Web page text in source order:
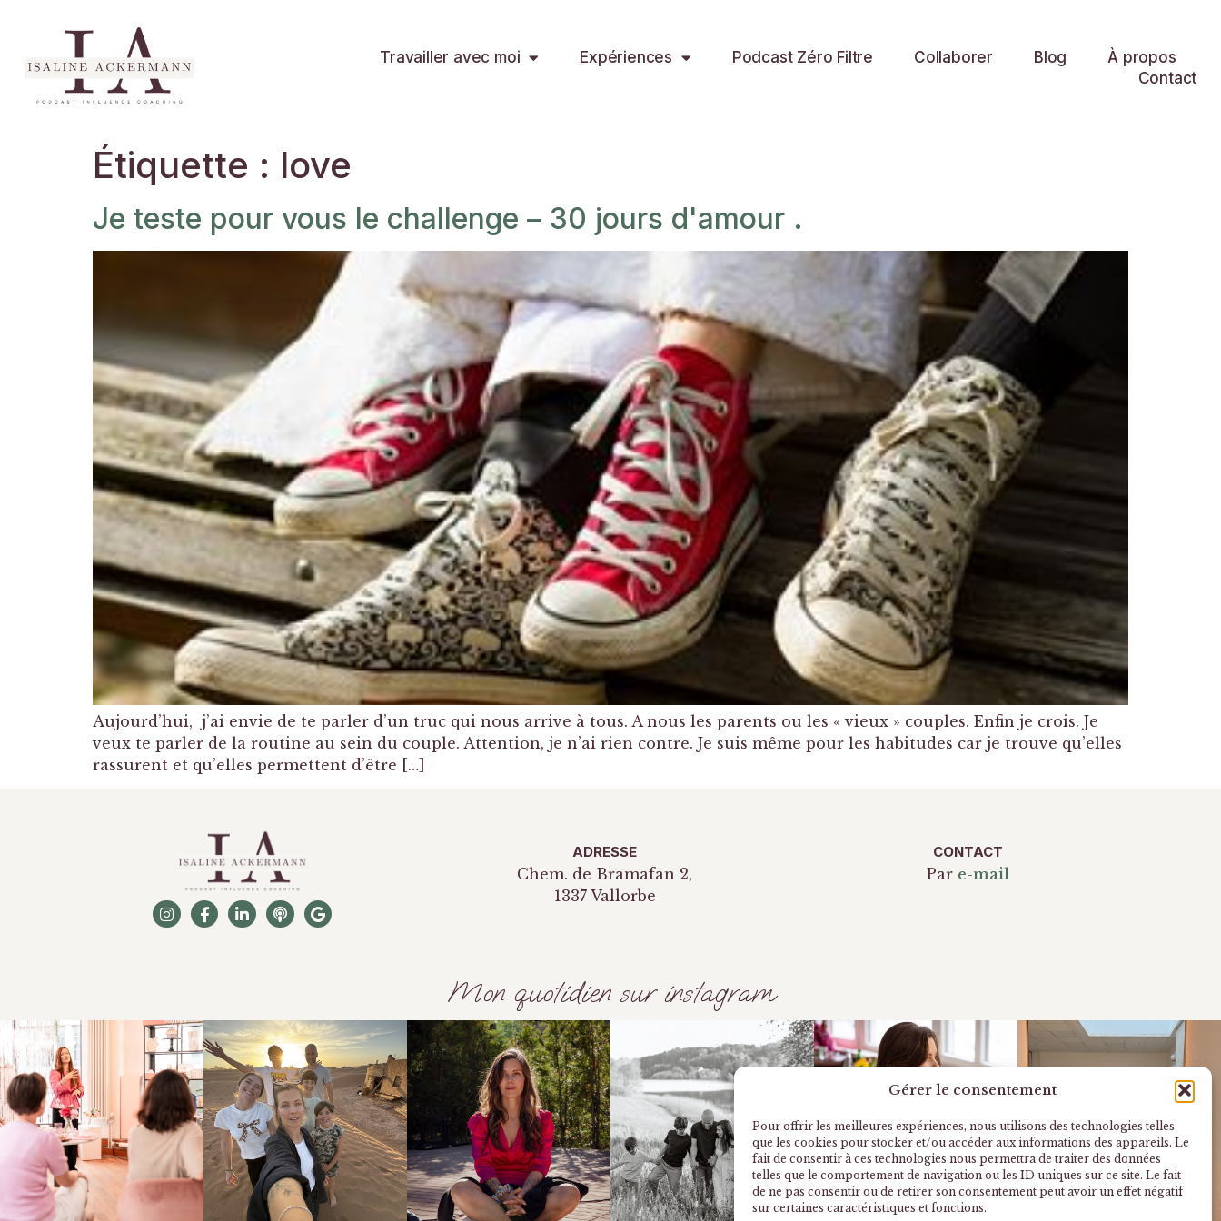
Gérer le consentement
Pour offrir les meilleures expériences, nous utilisons des technologies telles
que les cookies pour stocker et/ou accéder aux informations des appareils. Le
fait de consentir à ces technologies nous permettra de traiter des données
telles que le comportement de navigation ou les ID uniques sur ce site. Le fait
de ne pas consentir ou de retirer son consentement peut avoir un effet négatif
sur certaines caractéristiques et fonctions.
Travailler avec moi Expériences Podcast Zéro Filtre Collaborer Blog
À propos
Contact
Étiquette : love
Je teste pour vous le challenge – 30 jours d'amour .
Aujourd’hui, j’ai envie de te parler d’un truc qui nous arrive à tous. A nous les parents ou les « vieux » couples. Enfin je crois. Je
veux te parler de la routine au sein du couple. Attention, je n’ai rien contre. Je suis même pour les habitudes car je trouve qu’elles
rassurent et qu’elles permettent d’être […]
ADRESSE
Chem. de Bramafan 2,
1337 Vallorbe
CONTACT
Par e-mail
Mon quotidien sur instagram